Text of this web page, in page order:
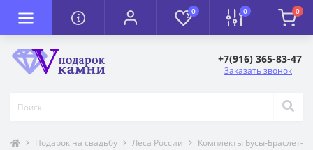
0 0 0
+7(916) 365-83-47
Заказать звонок
Подарок на свадьбу Леса России Комплекты Бусы-Браслет-